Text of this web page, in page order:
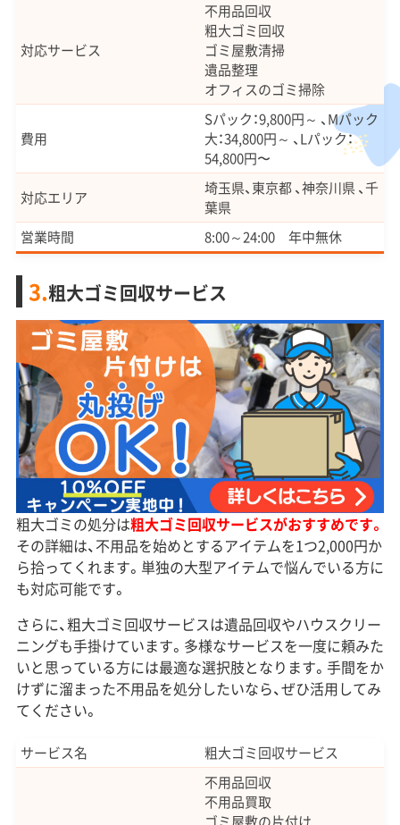
対応サービス
不用品回収
粗大ゴミ回収
ゴミ屋敷清掃
遺品整理
オフィスのゴミ掃除
費用
Sパック：9,800円～ 、Mパック
大：34,800円～ 、Lパック：
54,800円〜
対応エリア
埼玉県、東京都 、神奈川県 、千
葉県
営業時間
8:00～24:00 年中無休
3.粗大ゴミ回収サービス
粗大ゴミの処分は粗大ゴミ回収サービスがおすすめです。
その詳細は、不用品を始めとするアイテムを1つ2,000円か
ら拾ってくれます。単独の大型アイテムで悩んでいる方に
も対応可能です。
さらに、粗大ゴミ回収サービスは遺品回収やハウスクリー
ニングも手掛けています。多様なサービスを一度に頼みた
いと思っている方には最適な選択肢となります。手間をか
けずに溜まった不用品を処分したいなら、ぜひ活用してみ
てください。
サービス名 粗大ゴミ回収サービス
不用品回収
不用品買取